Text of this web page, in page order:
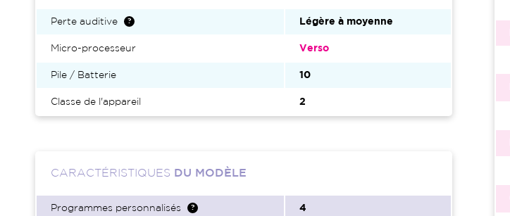
Perte auditive Légère à moyenne
Micro-processeur Verso
Pile / Batterie 10
Classe de l'appareil 2
CARACTÉRISTIQUES DU MODÈLE
Programmes personnalisés 4